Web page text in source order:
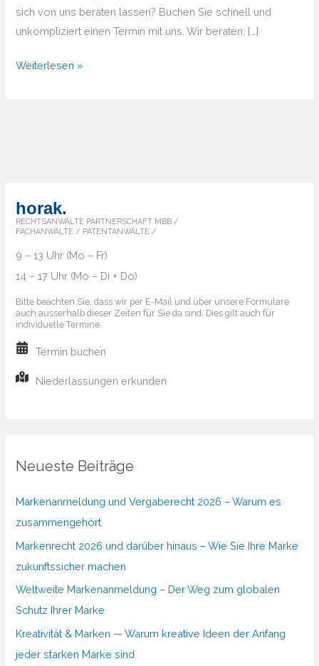
sich von uns beraten lassen? Buchen Sie schnell und
unkompliziert einen Termin mit uns. Wir beraten, […]
Von
die
Markenländer
Weiterlesen »
horak.
RECHTSANWÄLTE PARTNERSCHAFT MBB /
FACHANWÄLTE / PATENTANWÄLTE /
9 – 13 Uhr (Mo – Fr)
14 – 17 Uhr (Mo – Di + Do)
Bitte beachten Sie, dass wir per E-Mail und über unsere Formulare
auch ausserhalb dieser Zeiten für Sie da sind. Dies gilt auch für
individuelle Termine.
Termin buchen
Niederlassungen erkunden
Neueste Beiträge
Markenanmeldung und Vergaberecht 2026 – Warum es
zusammengehört
Markenrecht 2026 und darüber hinaus – Wie Sie Ihre Marke
zukunftssicher machen
Weltweite Markenanmeldung – Der Weg zum globalen
Schutz Ihrer Marke
Kreativität & Marken — Warum kreative Ideen der Anfang
jeder starken Marke sind